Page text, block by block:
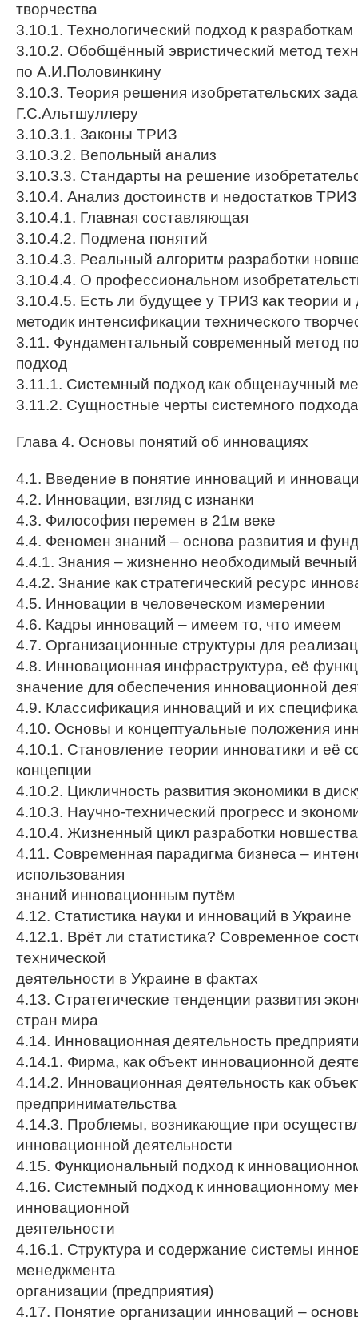
творчества
3.10.1. Технологический подход к разработкам
3.10.2. Обобщённый эвристический метод
по А.И.Половинкину
3.10.3. Теория решения изобретательских
Г.С.Альтшуллеру
3.10.3.1. Законы ТРИЗ
3.10.3.2. Вепольный анализ
3.10.3.3. Стандарты на решение
3.10.4. Анализ достоинств и недостатков ТРИЗ
3.10.4.1. Главная составляющая
3.10.4.2. Подмена понятий
3.10.4.3. Реальный алгоритм разработки
3.10.4.4. О профессиональном
3.10.4.5. Есть ли будущее у ТРИЗ как теории и
методик интенсификации технического
3.11. Фундаментальный современный метод
подход
3.11.1. Системный подход как общенаучный
3.11.2. Сущностные черты системного подхода
Глава 4. Основы понятий об инновациях
4.1. Введение в понятие инноваций и
4.2. Инновации, взгляд с изнанки
4.3. Философия перемен в 21м веке
4.4. Феномен знаний – основа развития и
4.4.1. Знания – жизненно необходимый
4.4.2. Знание как стратегический ресурс
4.5. Инновации в человеческом измерении
4.6. Кадры инноваций – имеем то, что имеем
4.7. Организационные структуры для
4.8. Инновационная инфраструктура, её
значение для обеспечения инновационной
4.9. Классификация инноваций и их специфика
4.10. Основы и концептуальные положения
4.10.1. Становление теории инноватики и её
концепции
4.10.2. Цикличность развития экономики в
4.10.3. Научно-технический прогресс и
4.10.4. Жизненный цикл разработки
4.11. Современная парадигма бизнеса –
использования
знаний инновационным путём
4.12. Статистика науки и инноваций в Украине
4.12.1. Врёт ли статистика? Современное
технической
деятельности в Украине в фактах
4.13. Стратегические тенденции развития
стран мира
4.14. Инновационная деятельность
4.14.1. Фирма, как объект инновационной
4.14.2. Инновационная деятельность как
предпринимательства
4.14.3. Проблемы, возникающие при
инновационной деятельности
4.15. Функциональный подход к
4.16. Системный подход к инновационному
инновационной
деятельности
4.16.1. Структура и содержание системы
менеджмента
организации (предприятия)
4.17. Понятие организации инноваций –